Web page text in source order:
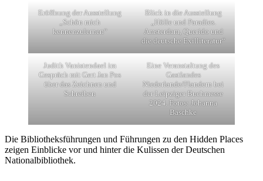
Eröffnung der Ausstellung
„Schön mich
kennenzulernen“
Blick in die Ausstellung
„Hölle und Paradies.
Amsterdam, Querido und
die deutsche Exilliteratur“
Judith Vanistendael im
Gespräch mit Gert Jan Pos
über das Zeichnen und
Schreiben
Eine Veranstaltung des
Gastlandes
Niederlande/Flandern bei
der Leipziger Buchmesse
2024. Fotos: Johanna
Baschke
Die Bibliotheksführungen und Führungen zu den Hidden Places
zeigen Einblicke vor und hinter die Kulissen der Deutschen
Nationalbibliothek.